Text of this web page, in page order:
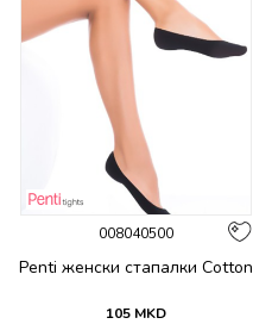
008040500
Penti женски стапалки Cotton
105 MKD